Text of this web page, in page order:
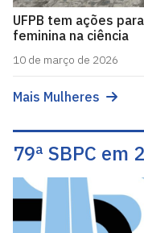
UFPB tem ações
feminina na ciência
10 de março de 2026
Mais Mulheres
79ª SBPC em